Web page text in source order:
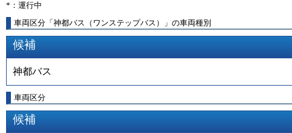
*：運行中
車両区分「神都バス（ワンステップバス）」の車両種別
候補
神都バス
車両区分
候補